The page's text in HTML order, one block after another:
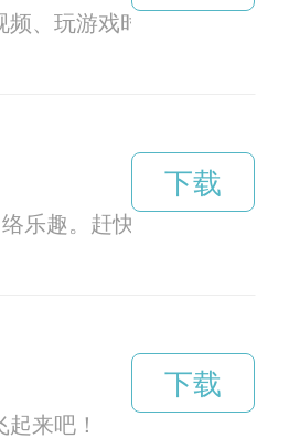
、玩游戏时都能畅享不间
乐趣。赶快登录官网下载
下载
来吧！
下载